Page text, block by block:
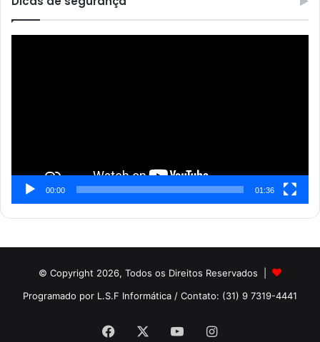
00:00 01:36
© Copyright 2026, Todos os Direitos Reservados |
Programado por L.S.F Informática / Contato: (31) 9 7319-4441
Facebook YouTubeInstagram